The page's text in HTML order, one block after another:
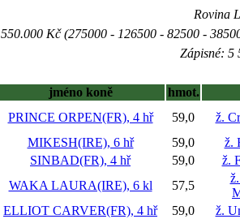
Rovina
550.000 Kč (275000 - 126500 - 82500 -
Zápisné: 5
jméno koně
hmot.
PRINCE ORPEN(FR), 4 hř 59,0
ž.
MIKESH(IRE), 6 hř 59,0
ž.
SINBAD(FR), 4 hř 59,0
ž.
WAKA LAURA(IRE), 6 kl 57,5
ELLIOT CARVER(FR), 4 hř 59,0
ž.